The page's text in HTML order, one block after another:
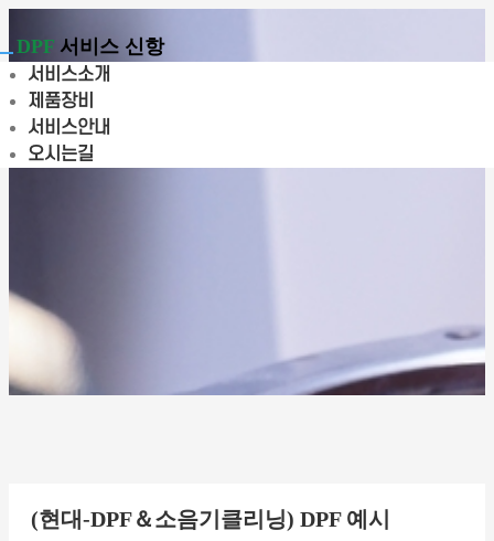
Toggle
navigation
DPF 서비스 신항
서비스소개
제품장비
서비스안내
오시는길
(현대-DPF＆소음기클리닝) DPF 예시